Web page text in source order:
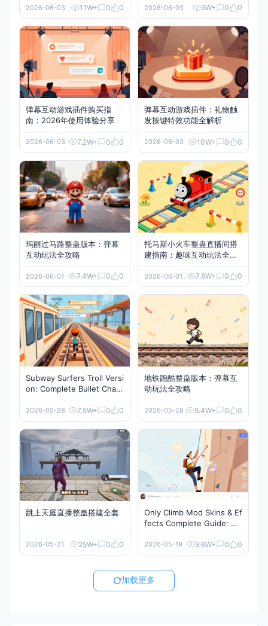
2026-06-03 11W+ 0 0 2026-06-03 9W+ 0 0
弹幕互动游戏插件购买指
南：2026年使用体验分享
2026-06-03 7.2W+ 0 0
弹幕互动游戏插件：礼物触
发按键特效功能全解析
2026-06-03 10W+ 0 0
玛丽过马路整蛊版本：弹幕
互动玩法全攻略
2026-06-01 7.4W+ 0 0
托马斯小火车整蛊直播间搭
建指南：趣味互动玩法全解
2026-06-01 7.8W+ 0 0
Subway Surfers Troll Versi
on: Complete Bullet Chat I
2026-05-28 7.5W+ 0 0
地铁跑酷整蛊版本：弹幕互
动玩法全攻略
2026-05-28 9.4W+ 0 0
跳上天庭直播整蛊搭建全套
2026-05-21 25W+ 0 0
Only Climb Mod Skins & Ef
fects Complete Guide: Ult
erience
2026-05-19 9.6W+ 0 0
加载更多